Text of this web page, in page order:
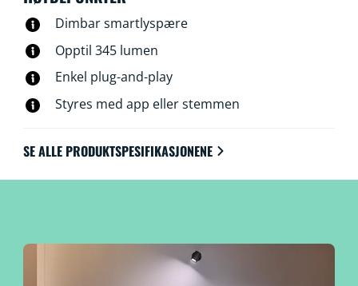
via det eksisterende Wi-Fi-nettverket ditt, og du trenger
ikke ekstra maskinvare, nettverkskapasitet eller
konfigurering.
Dimbar smartlyspære
Opptil 345 lumen
Enkel plug-and-play
Styres med app eller stemmen
SE ALLE PRODUKTSPESIFIKASJONENE